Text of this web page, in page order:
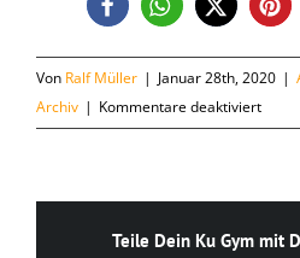
Von Ralf Müller | Januar 28th, 2020 |
Archiv | Kommentare deaktiviertfür
Teile Dein Ku Gym mit